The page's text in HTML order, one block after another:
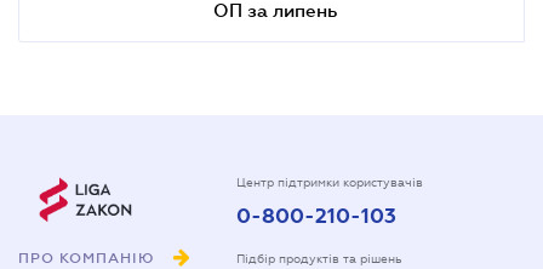
ОП за липень
ПРО КОМПАНІЮ
Центр підтримки користувачів
0-800-210-103
Підбір продуктів та рішень